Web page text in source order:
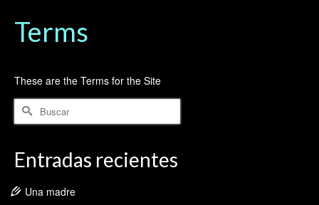
Terms
These are the Terms for the Site
Buscar
por:
Entradas recientes
Una madre